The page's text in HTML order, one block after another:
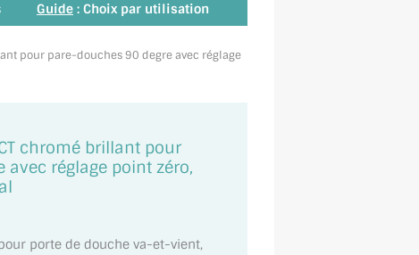
Guide : Choix par utilisation
pour pare-douches 90 degre avec réglage
chromé brillant pour
avec réglage point zéro,
porte de douche va-et-vient,